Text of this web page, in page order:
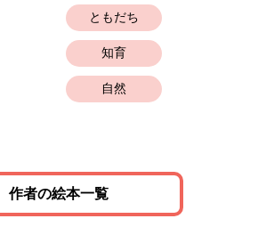
ともだち
知育
自然
作者の絵本一覧